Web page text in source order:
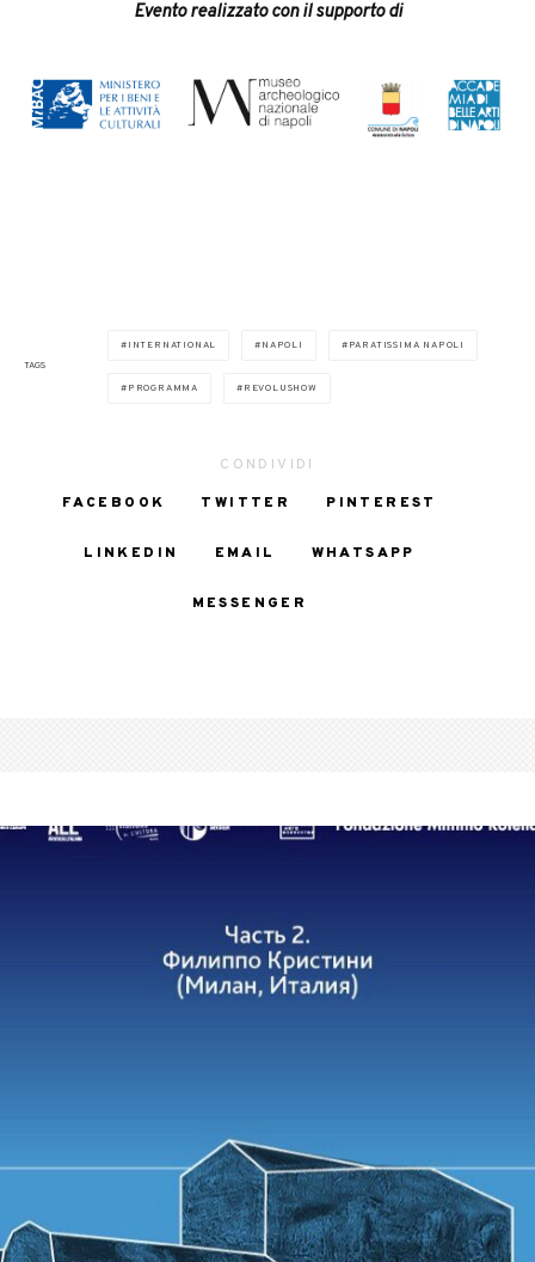
Evento realizzato con il supporto di
TAGS
INTERNATIONAL NAPOLI PARATISSIMA NAPOLI
PROGRAMMA REVOLUSHOW
CONDIVIDI
FACEBOOK
TWITTER PINTEREST
LINKEDIN EMAIL WHATSAPP
MESSENGER